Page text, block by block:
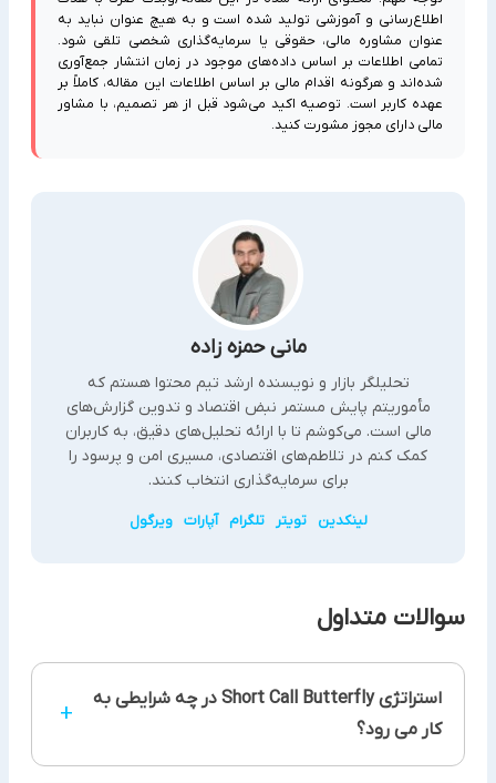
اطلاع‌رسانی و آموزشی تولید شده است و به هیچ عنوان نباید به
عنوان مشاوره مالی، حقوقی یا سرمایه‌گذاری شخصی تلقی شود.
تمامی اطلاعات بر اساس داده‌های موجود در زمان انتشار جمع‌آوری
شده‌اند و هرگونه اقدام مالی بر اساس اطلاعات این مقاله، کاملاً بر
عهده کاربر است. توصیه اکید می‌شود قبل از هر تصمیم، با مشاور
مالی دارای مجوز مشورت کنید.
مانی حمزه زاده
تحلیلگر بازار و نویسنده ارشد تیم محتوا هستم که
مأموریتم پایش مستمر نبض اقتصاد و تدوین گزارش‌های
مالی است. می‌کوشم تا با ارائه تحلیل‌های دقیق، به کاربران
کمک کنم در تلاطم‌های اقتصادی، مسیری امن و پرسود را
برای سرمایه‌گذاری انتخاب کنند.
لینکدین تویتر تلگرام آپارات ویرگول
سوالات متداول
استراتژی Short Call Butterfly در چه شرایطی به
کار می رود؟
+